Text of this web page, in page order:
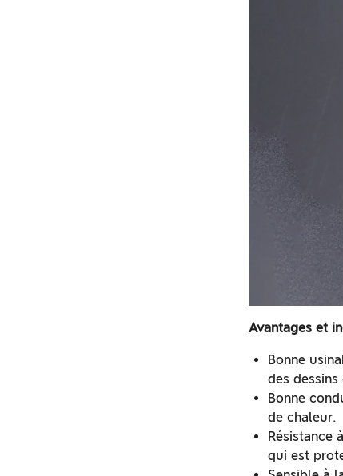
Avantages et
Bonne
des
Bonne
de chaleur.
Résistance
qui est